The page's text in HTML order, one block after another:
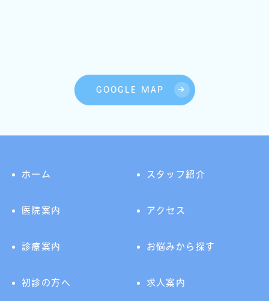
GOOGLE MAP
ホーム スタッフ紹介
医院案内 アクセス
診療案内 お悩みから探す
初診の方へ 求人案内